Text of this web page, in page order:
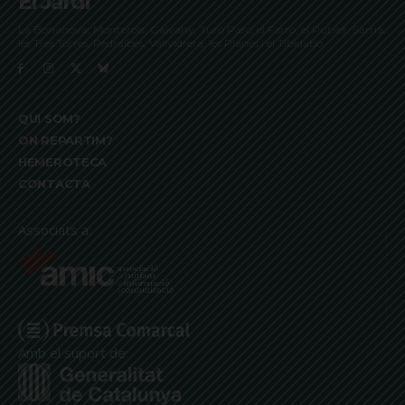
La Bonanova, Monterols, Galvany, Turó Parc, el Farró, el Putxet, Sarrià,
les Tres Torres, Pedralbes, Vallvidrera, les Planes i el Tibidabo
QUI SOM?
ON REPARTIM?
HEMEROTECA
CONTACTA
Associats a:
Amb el suport de: